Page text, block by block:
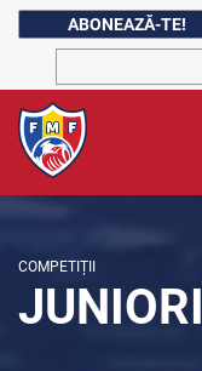
ABONEAZĂ-TE!
COMPETIȚII
JUNIORI